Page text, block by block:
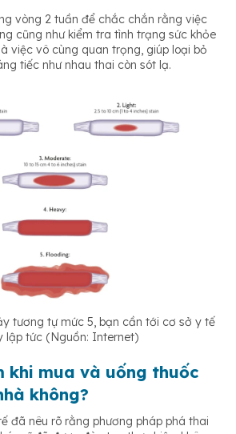
vòng 2 tuần để chắc chắn rằng việc
cũng như kiểm tra tình trạng sức khỏe
việc vô cùng quan trọng, giúp loại bỏ
tiếc như nhau thai còn sót lạ.
tương tự mức 5, bạn cần tới cơ sở y tế
lập tức (Nguồn: Internet)
khi mua và uống thuốc
không?
đã nêu rõ rằng phương pháp phá thai